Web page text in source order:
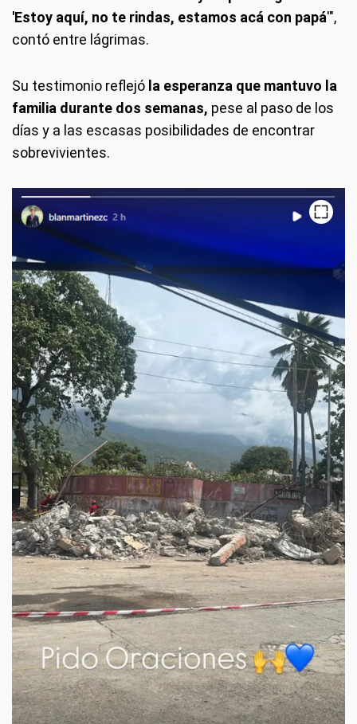
'Estoy aquí, no te rindas, estamos acá con papá'",
contó entre lágrimas.
Su testimonio reflejó la esperanza que mantuvo la
familia durante dos semanas, pese al paso de los
días y a las escasas posibilidades de encontrar
sobrevivientes.